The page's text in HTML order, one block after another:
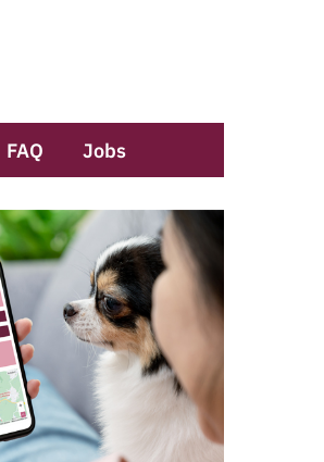
FAQ Jobs